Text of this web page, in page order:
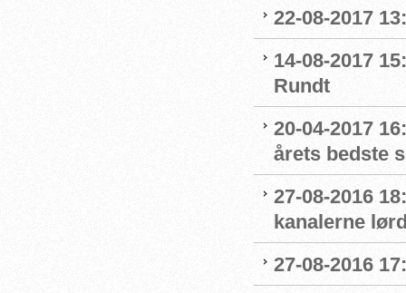
22-08-2017
14-08-2017
Rundt
20-04-2017
årets bedste
27-08-2016
kanalerne
27-08-2016